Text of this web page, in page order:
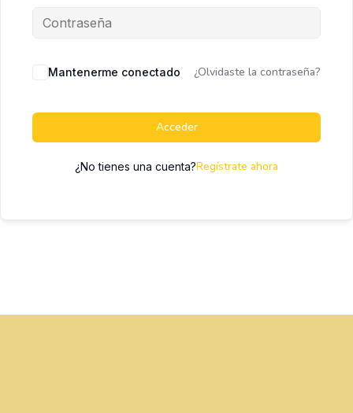
Mantenerme conectado ¿Olvidaste la contraseña?
Acceder
¿No tienes una cuenta?Regístrate ahora